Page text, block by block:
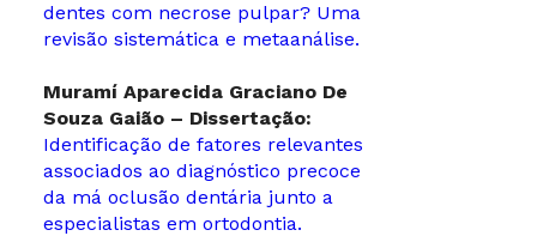
dentes com necrose pulpar? Uma
revisão sistemática e metaanálise.
Muramí Aparecida Graciano De
Souza Gaião – Dissertação:
Identificação de fatores relevantes
associados ao diagnóstico precoce
da má oclusão dentária junto a
especialistas em ortodontia.